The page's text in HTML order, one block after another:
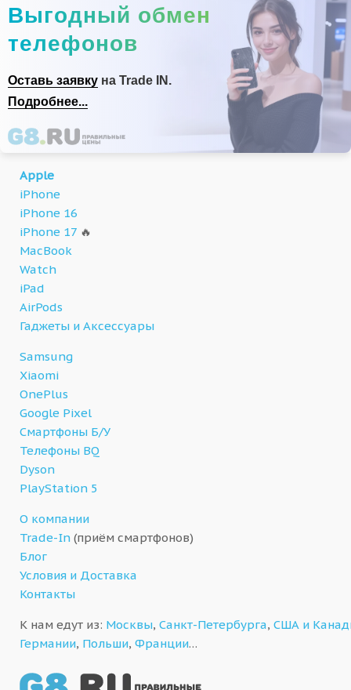
Выгодный обмен
телефонов
Оставь заявку на Trade IN.
Подробнее...
Apple
iPhone
iPhone 16
iPhone 17 🔥
MacBook
Watch
iPad
AirPods
Гаджеты и Аксессуары
Samsung
Xiaomi
OnePlus
Google Pixel
Смартфоны Б/У
Телефоны BQ
Dyson
PlayStation 5
О компании
Trade-In (приём смартфонов)
Блог
Условия и Доставка
Контакты
К нам едут из: Москвы, Санкт-Петербурга, США и
Германии, Польши, Франции…